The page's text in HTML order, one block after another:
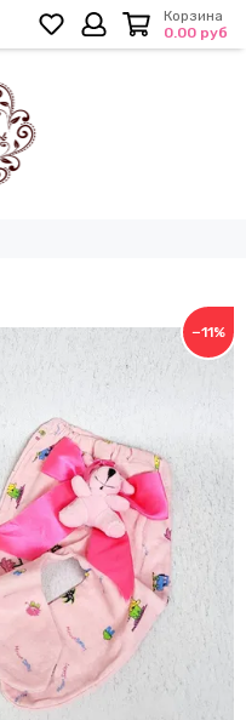
Корзина
0.00 руб
−11%